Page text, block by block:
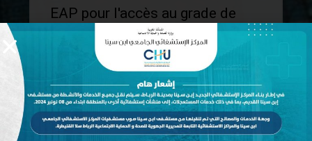
EAP pour l'accès au grade de
technicien 1er grade
Date de publication: décembre 4, 2025
Télécharger